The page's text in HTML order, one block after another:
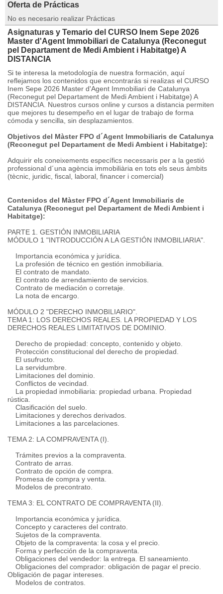
Oferta de Prácticas
No es necesario realizar Prácticas
Asignaturas y Temario del CURSO Inem Sepe 2026
Master d'Agent Immobiliari de Catalunya (Reconegut
pel Departament de Medi Ambient i Habitatge) A
DISTANCIA
Si te interesa la metodología de nuestra formación, aquí
reflejamos los contenidos que encontrarás si realizas el CURSO
Inem Sepe 2026 Master d'Agent Immobiliari de Catalunya
(Reconegut pel Departament de Medi Ambient i Habitatge) A
DISTANCIA. Nuestros cursos online y cursos a distancia permiten
que mejores tu desempeño en el lugar de trabajo de forma
cómoda y sencilla, sin desplazamientos.
Objetivos del Màster FPO d´Agent Immobiliaris de Catalunya
(Reconegut pel Departament de Medi Ambient i Habitatge):
Adquirir els coneixements específics necessaris per a la gestió
professional d´una agència immobiliària en tots els seus ámbits
(tècnic, juridic, fiscal, laboral, financer i comercial)
Contenidos del Màster FPO d´Agent Immobiliaris de
Catalunya (Reconegut pel Departament de Medi Ambient i
Habitatge):
PARTE 1. GESTIÓN INMOBILIARIA
MÓDULO 1 "INTRODUCCIÓN A LA GESTIÓN INMOBILIARIA".
Importancia económica y jurídica.
La profesión de técnico en gestión inmobiliaria.
El contrato de mandato.
El contrato de arrendamiento de servicios.
Contrato de mediación o corretaje.
La nota de encargo.
MÓDULO 2 "DERECHO INMOBILIARIO".
TEMA 1: LOS DERECHOS REALES. LA PROPIEDAD Y LOS
DERECHOS REALES LIMITATIVOS DE DOMINIO.
Derecho de propiedad: concepto, contenido y objeto.
Protección constitucional del derecho de propiedad.
El usufructo.
La servidumbre.
Limitaciones del dominio.
Conflictos de vecindad.
La propiedad inmobiliaria: propiedad urbana. Propiedad
rústica.
Clasificación del suelo.
Limitaciones y derechos derivados.
Limitaciones a las parcelaciones.
TEMA 2: LA COMPRAVENTA (I).
Trámites previos a la compraventa.
Contrato de arras.
Contrato de opción de compra.
Promesa de compra y venta.
Modelos de precontrato.
TEMA 3: EL CONTRATO DE COMPRAVENTA (II).
Importancia económica y jurídica.
Concepto y caracteres del contrato.
Sujetos de la compraventa.
Objeto de la compraventa: la cosa y el precio.
Forma y perfección de la compraventa.
Obligaciones del vendedor: la entrega. El saneamiento.
Obligaciones del comprador: obligación de pagar el precio.
Obligación de pagar intereses.
Modelos de contratos.